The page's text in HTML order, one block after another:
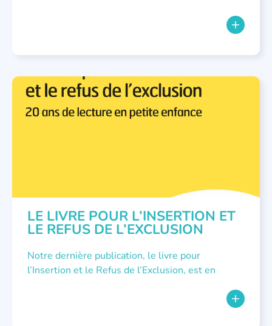
LECTURE INDIVIDUALISÉE , NOUS AVONS PUBLIÉ
PETITE ENFANCE
LE LIVRE POUR L’INSERTION ET
LE REFUS DE L’EXCLUSION
Notre dernière publication, le livre pour
l’Insertion et le Refus de l’Exclusion, est en